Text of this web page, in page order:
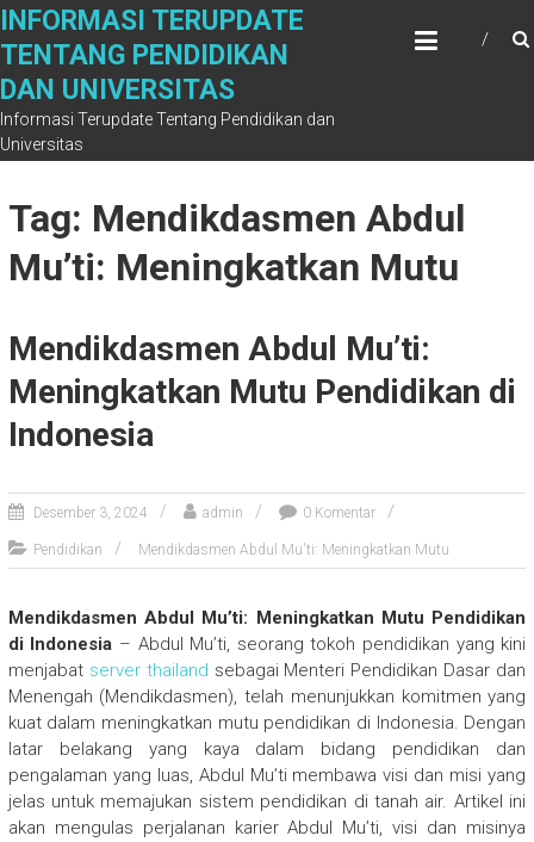
Skip
content
INFORMASI TERUPDATE
TENTANG PENDIDIKAN
DAN UNIVERSITAS
Informasi Terupdate Tentang Pendidikan dan
Universitas
Tag: Mendikdasmen Abdul
Mu’ti: Meningkatkan Mutu
Mendikdasmen Abdul Mu’ti:
Meningkatkan Mutu Pendidikan di
Indonesia
Desember 3, 2024 admin 0 Komentar
Pendidikan Mendikdasmen Abdul Mu'ti: Meningkatkan Mutu
Mendikdasmen Abdul Mu’ti: Meningkatkan Mutu Pendidikan
di Indonesia – Abdul Mu’ti, seorang tokoh pendidikan yang kini
menjabat server thailand sebagai Menteri Pendidikan Dasar dan
Menengah (Mendikdasmen), telah menunjukkan komitmen yang
kuat dalam meningkatkan mutu pendidikan di Indonesia. Dengan
latar belakang yang kaya dalam bidang pendidikan dan
pengalaman yang luas, Abdul Mu’ti membawa visi dan misi yang
jelas untuk memajukan sistem pendidikan di tanah air. Artikel ini
akan mengulas perjalanan karier Abdul Mu’ti, visi dan misinya